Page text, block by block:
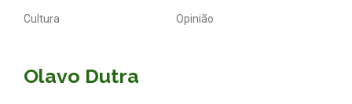
Cultura Opinião
Olavo Dutra